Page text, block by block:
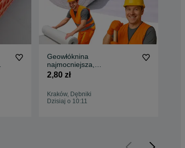
Geowłóknina
najmocniejsza,
polipropylenowa, 1-6m szer
dostawa 24h FVAT
2,80 zł
Kraków, Dębniki
Dzisiaj o 10:11